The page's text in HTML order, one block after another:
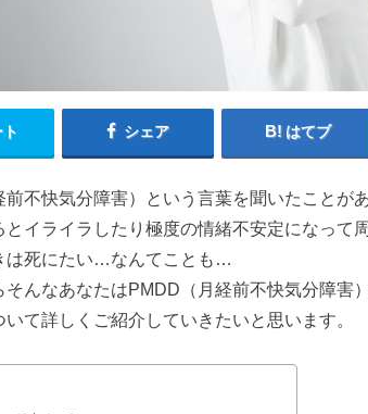
シェア はてブ
前不快気分障害）という言葉を聞いたことが
とイライラしたり極度の情緒不安定になって
は死にたい…なんてことも…
そんなあなたはPMDD（月経前不快気分障害
て詳しくご紹介していきたいと思います。